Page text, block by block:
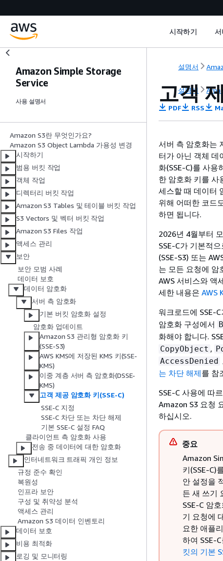
시작하기 서
Amazon Simple Storage
Service
사용 설명서
Amazon S3란 무엇인가요?
Amazon S3 Object Lambda 가용성 변경
시작하기
범용 버킷 작업
객체 작업
디렉터리 버킷 작업
Amazon S3 Tables 및 테이블 버킷 작업
S3 Vectors 및 벡터 버킷 작업
Amazon S3 Files 작업
액세스 관리
보안
보안 모범 사례
데이터 보호
데이터 암호화
서버 측 암호화
기본 버킷 암호화 설정
암호화 업데이트
Amazon S3 관리형 암호화 키
(SSE-S3)
AWS KMS에 저장된 KMS 키(SSE-
KMS)
이중 계층 서버 측 암호화(DSSE-
KMS)
고객 제공 암호화 키(SSE-C)
SSE-C 지정
SSE-C 차단 또는 차단 해제
기본 SSE-C 설정 FAQ
클라이언트 측 암호화 사용
전송 중 데이터에 대한 암호화
인터네트워크 트래픽 개인 정보
규정 준수 확인
복원성
인프라 보안
구성 및 취약성 분석
액세스 관리
Amazon S3 데이터 인벤토리
데이터 보호
비용 최적화
로깅 및 모니터링
설명서
설명서
고객
PDF RSS
서버 측 암호화는
터가 아닌 객체 데
화(SSE-C)를 사
한 암호화 키를 사
세스할 때 데이터
위해 어떠한 코드
하면 됩니다.
2026년 4월부터
SSE-C가 기본적
(SSE-S3) 또는
는 모든 요청에 ​​암
AWS 서비스와 액
세한 내용은 AWS
워크로드에 SSE-
암호화 구성에서
화해야 합니다.
CopyObject ,
AccessDenied
는 차단 해제를 참
SSE-C 사용에 따
Amazon S3 요청
하십시오.
중요
Amazon
키(SSE-C)
안 설정을
든 새 쓰기
SSE-C 암
기 요청에
요한 애플
하여 SSE-
킷의 기본